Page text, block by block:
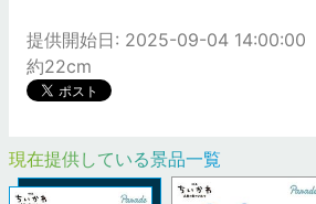
提供開始日: 2025-09-04 14:00:00
約22cm
現在提供している景品一覧